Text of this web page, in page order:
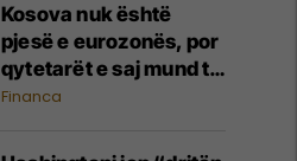
Kosova nuk është
pjesë e eurozonës, por
qytetarët e saj mund të
votojnë për dizajnin e ri
euro
Financa